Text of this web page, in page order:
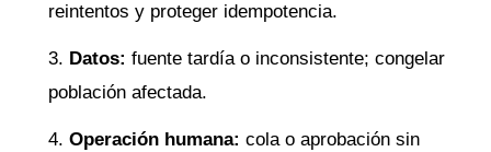
reintentos y proteger idempotencia.
Datos: fuente tardía o inconsistente; congelar
población afectada.
Operación humana: cola o aprobación sin